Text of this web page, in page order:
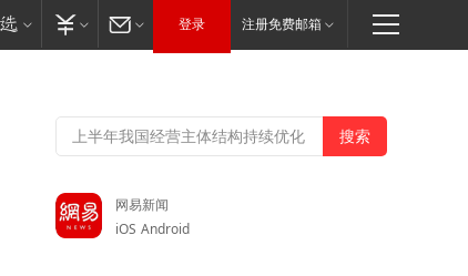
登录 注册免费邮箱
网易新闻
iOS Android